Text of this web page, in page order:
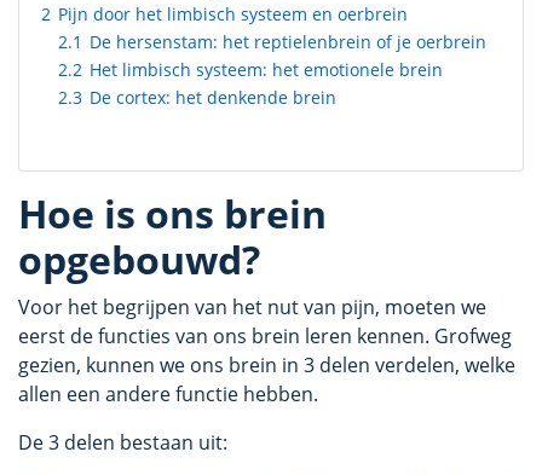
Hoe is ons brein
opgebouwd?
Voor het begrijpen van het nut van pijn, moeten we
eerst de functies van ons brein leren kennen. Grofweg
gezien, kunnen we ons brein in 3 delen verdelen, welke
allen een andere functie hebben.
De 3 delen bestaan uit:
2 Pijn door het limbisch systeem en oerbrein
2.1 De hersenstam: het reptielenbrein of je oerbrein
2.2 Het limbisch systeem: het emotionele brein
2.3 De cortex: het denkende brein